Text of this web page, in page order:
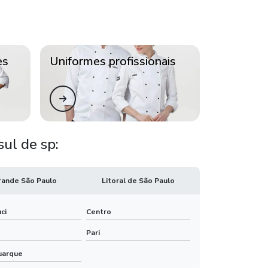
Uniformes jalecos sp
Uniformes na zona sul de sp
Uniformes para açougue
Uniformes profissionais industriais
Uniformes sociais profissionais
Uniformes profissionais
de sp:
São Paulo Litoral de São Paulo
Centro
Pari